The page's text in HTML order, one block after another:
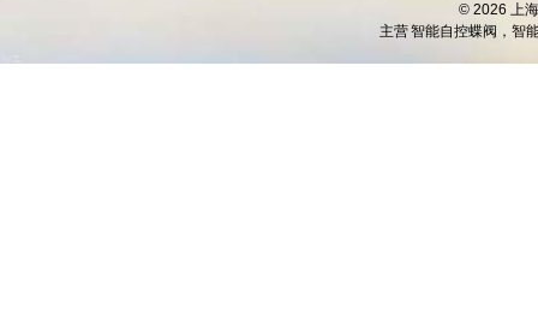
© 2026 上
主营智能自控蝶阀，智